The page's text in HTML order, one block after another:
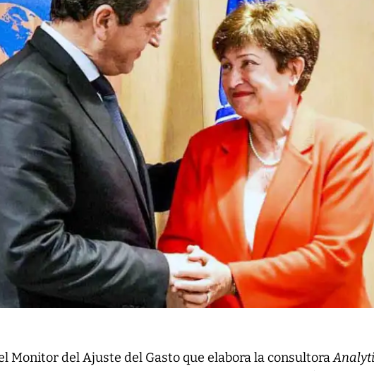
Monitor del Ajuste del Gasto que elabora la consultora